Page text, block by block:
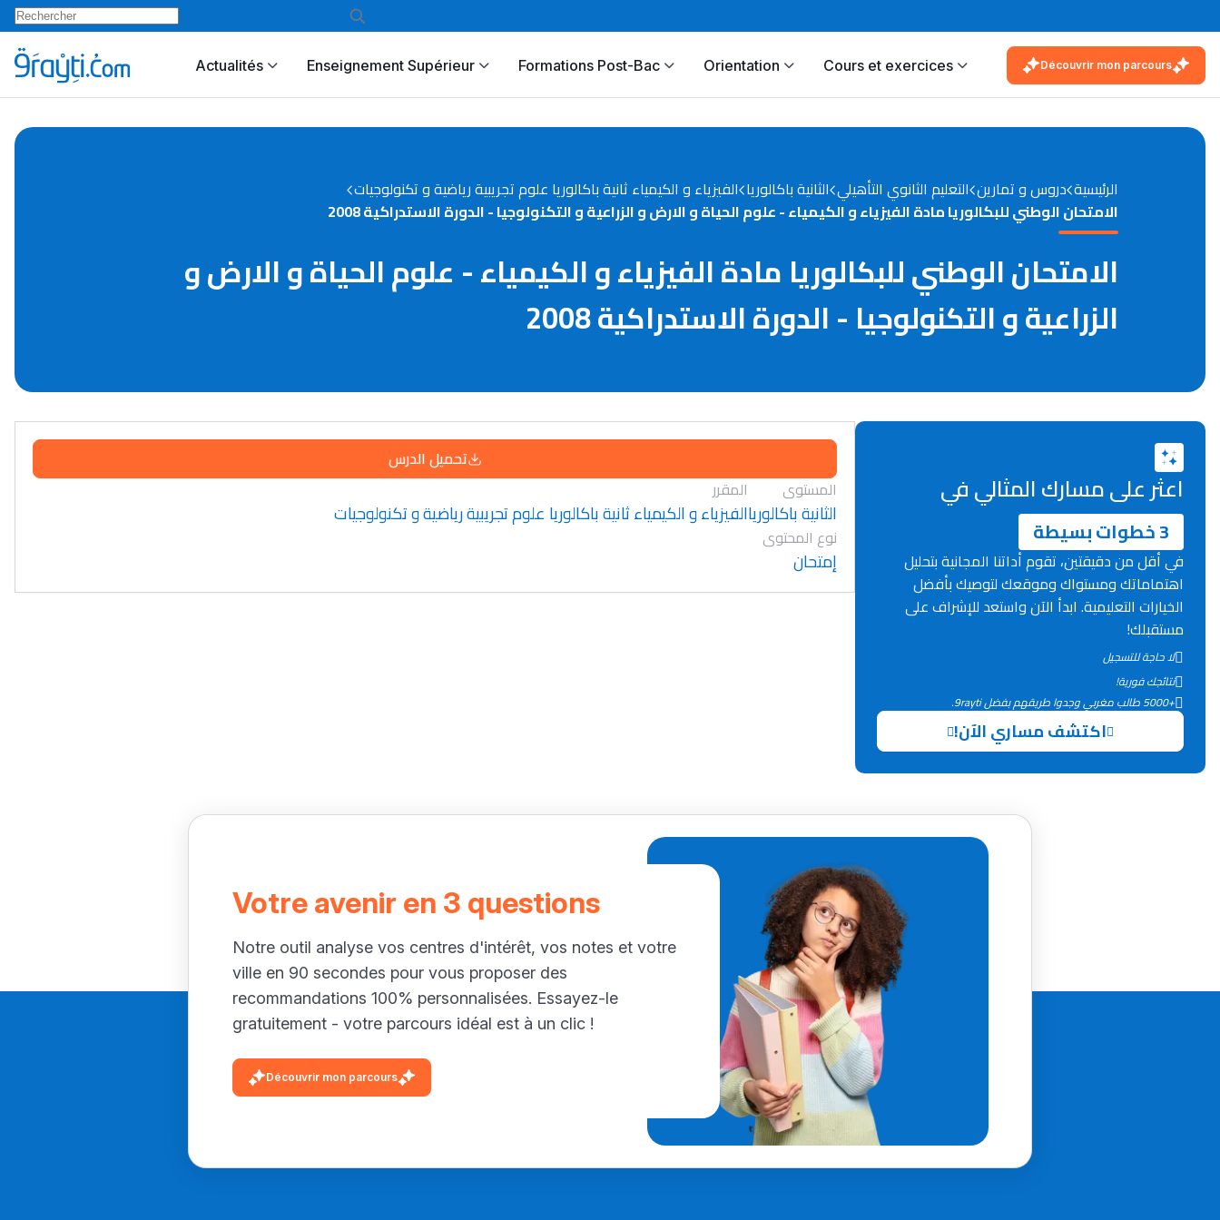
Actualités Enseignement Supérieur Formations Post-Bac Orientation Cours et exercices Découvrir mon parcours
الرئيسية دروس و تمارين التعليم الثانوي التأهيلي الثانية باكالوريا الفيزياء و الكيمياء ثانية باكالوريا علوم تجريبية رياضية و تكنولوجيات
الامتحان الوطني للبكالوريا مادة الفيزياء و الكيمياء - علوم الحياة و الارض و الزراعية و التكنولوجيا - الدورة الاستدراكية 2008
الامتحان الوطني للبكالوريا مادة الفيزياء و الكيمياء - علوم الحياة و الارض و
الزراعية و التكنولوجيا - الدورة الاستدراكية 2008
تحميل الدرس
المستوى
الثانية باكالوريا
المقرر
الفيزياء و الكيمياء ثانية باكالوريا علوم تجريبية رياضية و تكنولوجيات
نوع المحتوى
إمتحان
اعثر على مسارك المثالي في
3 خطوات بسيطة
في أقل من دقيقتين، تقوم أداتنا المجانية بتحليل
اهتماماتك ومستواك وموقعك لتوصيك بأفضل
الخيارات التعليمية. ابدأ الآن واستعد للإشراف على
مستقبلك!
لا حاجة للتسجيل
نتائجك فورية!
+5000 طالب مغربي وجدوا طريقهم بفضل 9rayti.
اكتشف مساري الآن!
Votre avenir en 3 questions
Notre outil analyse vos centres d'intérêt, vos notes et votre
ville en 90 secondes pour vous proposer des
recommandations 100% personnalisées. Essayez-le
gratuitement - votre parcours idéal est à un clic !
Découvrir mon parcours